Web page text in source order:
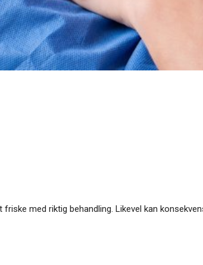
med riktig behandling. Likevel kan